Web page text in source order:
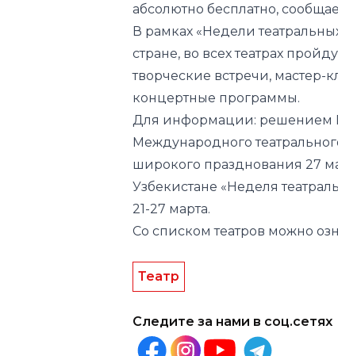
абсолютно бесплатно,
В рамках «Недели
стране, во всех театрах
творческие встречи, мастер-
концертные программы.
Для информации: решением
Международного
широкого празднования 27
Узбекистане «Неделя
21-27 марта.
Со списком театров можно
Театр
Следите за нами в соц.сетях